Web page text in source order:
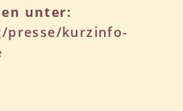
unter:
presse/kurzinfo-